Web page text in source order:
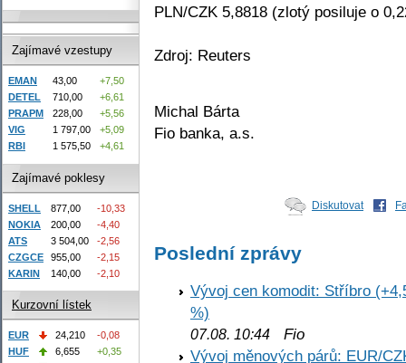
PLN/CZK 5,8818 (zlotý posiluje o
Zdroj: Reuters
Michal Bárta
Fio banka, a.s.
Diskutovat
Poslední zprávy
Vývoj cen komodit: Stříbro
%)
07.08. 10:44 Fio
Vývoj měnových párů: EUR/
Zajímavé vzestupy
EMAN 43,00
+7,50
DETEL
710,00
+6,61
PRAPM
228,00
+5,56
VIG
1 797,00
+5,09
RBI
1 575,50 +4,61
Zajímavé poklesy
SHELL 877,00
-10,33
NOKIA
200,00
-4,40
ATS
3 504,00
-2,56
CZGCE
955,00
-2,15
KARIN
140,00 -2,10
Kurzovní lístek
EUR 24,210
-0,08
HUF
6,655
+0,35